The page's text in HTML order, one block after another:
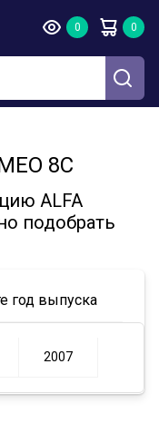
8C
ALFA
подобрать
год выпуска
2007